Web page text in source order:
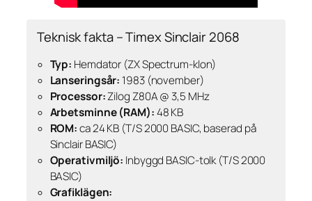
Teknisk fakta – Timex Sinclair 2068
Typ: Hemdator (ZX Spectrum-klon)
Lanseringsår: 1983 (november)
Processor:Zilog Z80A @ 3,5 MHz
Arbetsminne (RAM):48 KB
ROM:ca 24 KB (T/S 2000 BASIC, baserad på
Sinclair BASIC)
Operativmiljö: Inbyggd BASIC-tolk (T/S 2000
BASIC)
Grafiklägen: